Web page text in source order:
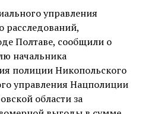
управления
расследований,
Полтаве, сообщили о
начальника
полиции Никопольского
управления Нацполиции
области за